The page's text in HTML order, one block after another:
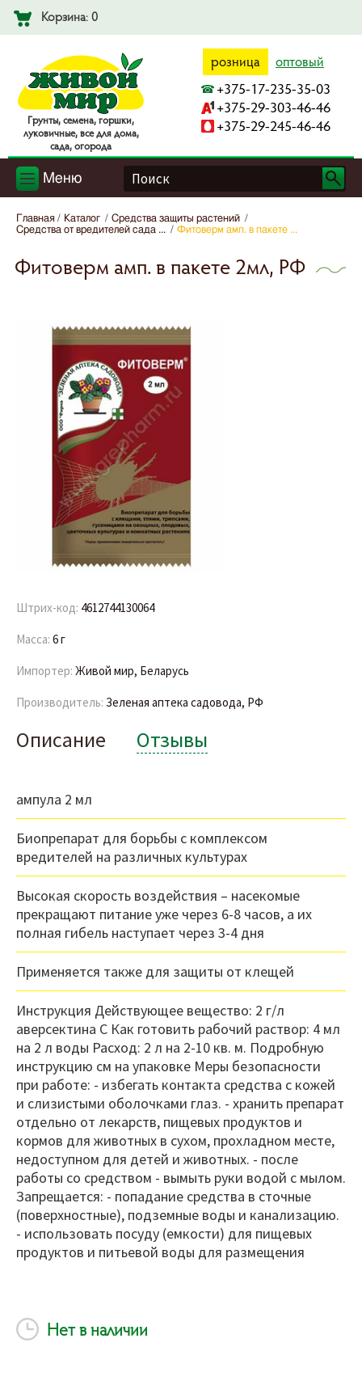
Корзина: 0
Гpyнты, ceмeнa, гopшки,
лyкoвичныe, вce для дoмa,
caдa, oгopoдa
розница оптовый
+375-17-235-35-03
+375-29-303-46-46
+375-29-245-46-46
Меню
Главная Каталог
Средства защиты растений
Средства от вредителей сада ...
Фитоверм амп. в пакете ...
Фитоверм амп. в пакете 2мл, РФ
Штрих-код: 4612744130064
Масса: 6 г
Импортер: Живой мир, Беларусь
Производитель: Зеленая аптека садовода, РФ
Описание Отзывы
ампула 2 мл
Биопрепарат для борьбы с комплексом
вредителей на различных культурах
Высокая скорость воздействия – насекомые
прекращают питание уже через 6-8 часов, а их
полная гибель наступает через 3-4 дня
Применяется также для защиты от клещей
Инструкция Действующее вещество: 2 г/л
аверсектина С Как готовить рабочий раствор: 4 мл
на 2 л воды Расход: 2 л на 2-10 кв. м. Подробную
инструкцию см на упаковке Меры безопасности
при работе: - избегать контакта средства с кожей
и слизистыми оболочками глаз. - хранить препарат
отдельно от лекарств, пищевых продуктов и
кормов для животных в сухом, прохладном месте,
недоступном для детей и животных. - после
работы со средством - вымыть руки водой с мылом.
Запрещается: - попадание средства в сточные
(поверхностные), подземные воды и канализацию.
- использовать посуду (емкости) для пищевых
продуктов и питьевой воды для размещения
Нет в наличии